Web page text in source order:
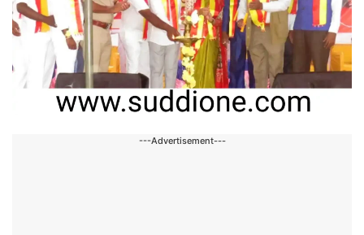
---Advertisement---